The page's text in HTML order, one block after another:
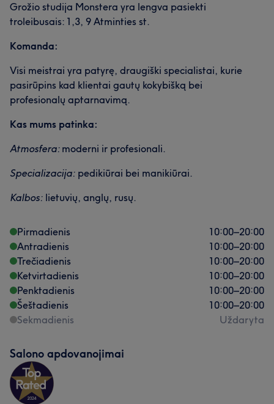
Grožio studija Monstera yra lengva pasiekti
troleibusais: 1,3, 9 Atminties st.
Komanda:
Visi meistrai yra patyrę, draugiški specialistai, kurie
pasirūpins kad klientai gautų kokybišką bei
profesionalų aptarnavimą.
Kas mums patinka:
Atmosfera: moderni ir profesionali.
Specializacija: pedikiūrai bei manikiūrai.
Kalbos: lietuvių, anglų, rusų.
Pirmadienis 10:00–20:00
Antradienis
10:00–20:00
Trečiadienis
10:00–20:00
Ketvirtadienis
10:00–20:00
Penktadienis
10:00–20:00
Šeštadienis
10:00–20:00
Sekmadienis
Uždaryta
Salono apdovanojimai